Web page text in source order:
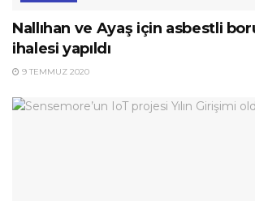
Nallıhan ve Ayaş için asbestli
ihalesi yapıldı
9 TEMMUZ 2020